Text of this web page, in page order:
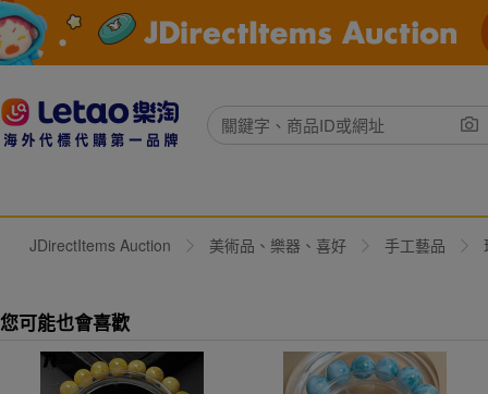
JDirectItems Auction 美術品、樂器、喜好 手工藝品
您可能也會喜歡